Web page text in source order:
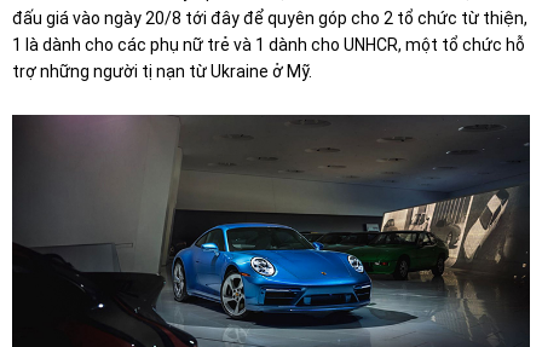
đấu giá vào ngày 20/8 tới đây để quyên góp cho 2 tổ chức từ thiện,
1 là dành cho các phụ nữ trẻ và 1 dành cho UNHCR, một tổ chức hỗ
trợ những người tị nạn từ Ukraine ở Mỹ.